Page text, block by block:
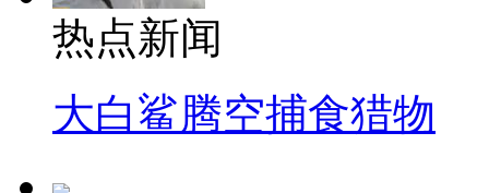
热点新闻
大白鲨腾空捕食猎物